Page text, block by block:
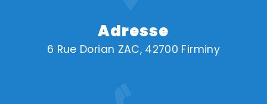
Adresse
6 Rue Dorian ZAC, 42700 Firminy